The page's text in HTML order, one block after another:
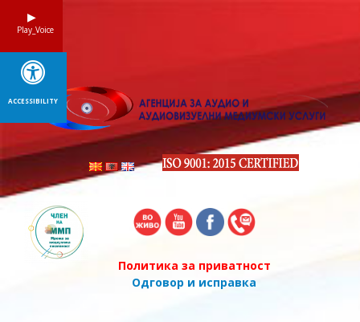
Политика за приватност
Одговор и исправка
Play_Voice
ACCESSIBILITY